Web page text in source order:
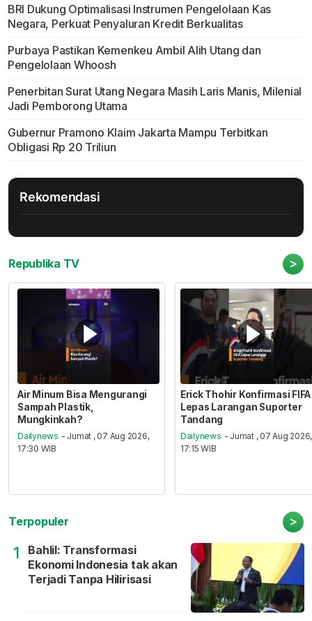
BRI Dukung Optimalisasi Instrumen Pengelolaan Kas
Negara, Perkuat Penyaluran Kredit Berkualitas
Purbaya Pastikan Kemenkeu Ambil Alih Utang dan
Pengelolaan Whoosh
Penerbitan Surat Utang Negara Masih Laris Manis, Milenial
Jadi Pemborong Utama
Gubernur Pramono Klaim Jakarta Mampu Terbitkan
Obligasi Rp 20 Triliun
Rekomendasi
Republika TV >
Air Minum Bisa Mengurangi
Sampah Plastik,
Mungkinkah?
Dailynews - Jumat , 07 Aug 2026,
17:30 WIB
Erick Thohir Konfirmasi FIFA
Lepas Larangan Suporter
Tandang
Dailynews - Jumat , 07 Aug 2026,
17:15 WIB
Terpopuler >
1
Bahlil: Transformasi
Ekonomi Indonesia tak akan
Terjadi Tanpa Hilirisasi